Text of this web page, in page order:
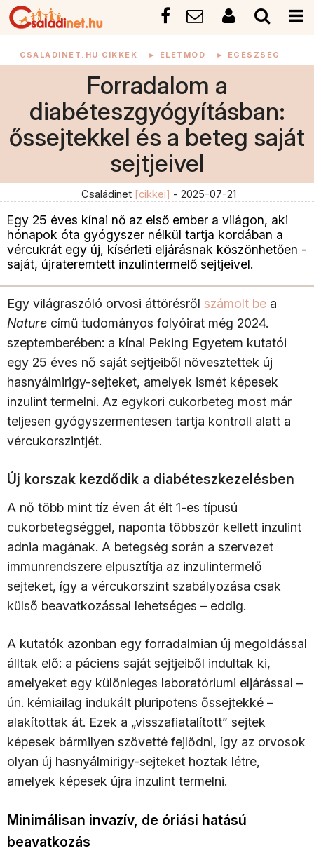
CSALÁDINET.HU CIKKEK ► ÉLETMÓD ► EGÉSZSÉG
Forradalom a
diabéteszgyógyításban:
őssejtekkel és a beteg saját
sejtjeivel
Családinet [cikkei] - 2025-07-21
Egy 25 éves kínai nő az első ember a világon, aki
hónapok óta gyógyszer nélkül tartja kordában a
vércukrát egy új, kísérleti eljárásnak köszönhetően -
saját, újrateremtett inzulintermelő sejtjeivel.
Egy világraszóló orvosi áttörésről számolt be a
Nature című tudományos folyóirat még 2024.
szeptemberében: a kínai Peking Egyetem kutatói
egy 25 éves nő saját sejtjeiből növesztettek új
hasnyálmirigy-sejteket, amelyek ismét képesek
inzulint termelni. Az egykori cukorbeteg most már
teljesen gyógyszermentesen tartja kontroll alatt a
vércukorszintjét.
Új korszak kezdődik a diabéteszkezelésben
A nő több mint tíz éven át élt 1-es típusú
cukorbetegséggel, naponta többször kellett inzulint
adnia magának. A betegség során a szervezet
immunrendszere elpusztítja az inzulintermelő
sejteket, így a vércukorszint szabályozása csak
külső beavatkozással lehetséges – eddig.
A kutatók azonban egy forradalmian új megoldással
álltak elő: a páciens saját sejtjeiből indultak ki,
amelyeket egy különleges laboratóriumi eljárással –
ún. kémiailag indukált pluripotens őssejtekké –
alakítottak át. Ezek a „visszafiatalított” sejtek
képesek bármilyen szövetté fejlődni, így az orvosok
olyan új hasnyálmirigy-sejteket hoztak létre,
amelyek képesek újra inzulint termelni.
Minimálisan invazív, de óriási hatású
beavatkozás